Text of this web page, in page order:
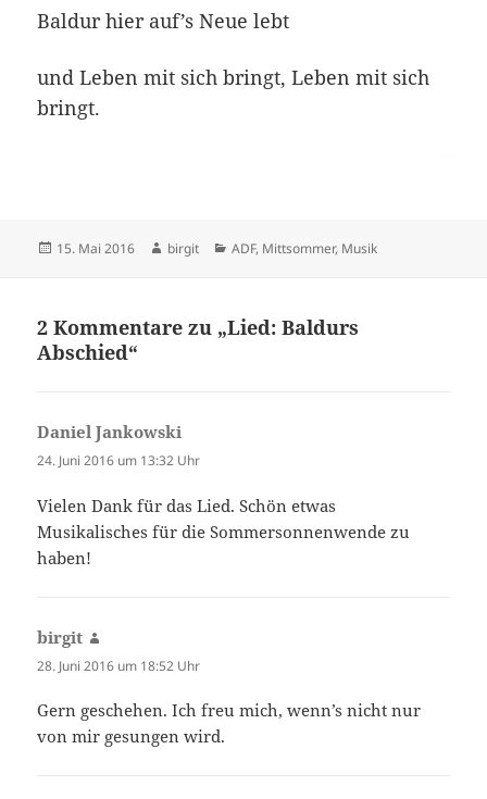
Baldur hier auf’s Neue lebt
und Leben mit sich bringt, Leben mit sich
bringt.
Veröffentlicht
15. Mai 2016 Autor
birgit Kategorien
ADF, Mittsommer, Musik
2 Kommentare zu „Lied: Baldurs
Abschied“
Daniel Jankowski
24. Juni 2016 um 13:32 Uhr
Vielen Dank für das Lied. Schön etwas
Musikalisches für die Sommersonnenwende zu
haben!
birgit
28. Juni 2016 um 18:52 Uhr
Gern geschehen. Ich freu mich, wenn’s nicht nur
von mir gesungen wird.